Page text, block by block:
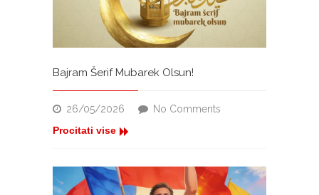
Bajram Šerif Mubarek Olsun!
26/05/2026 No Comments
Olsun!
Procitati vise